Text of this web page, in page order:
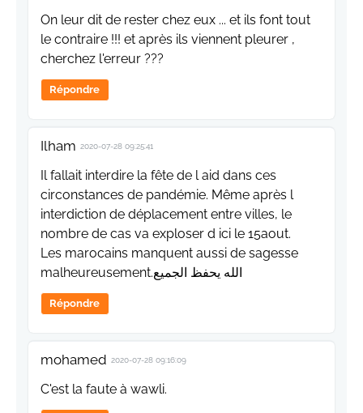
On leur dit de rester chez eux ... et ils font tout
le contraire !!! et après ils viennent pleurer ,
cherchez l'erreur ???
Répondre
Ilham 2020-07-28 09:25:41
Il fallait interdire la fête de l aid dans ces
circonstances de pandémie. Même après l
interdiction de déplacement entre villes, le
nombre de cas va exploser d ici le 15aout.
Les marocains manquent aussi de sagesse
malheureusement.الله يحفظ الجميع
Répondre
mohamed 2020-07-28 09:16:09
C'est la faute à wawli.